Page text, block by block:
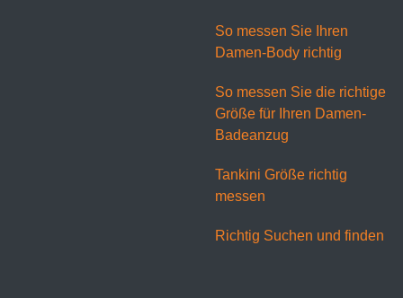
So messen Sie Ihren
Damen-Body richtig
So messen Sie die richtige
Größe für Ihren Damen-
Badeanzug
Tankini Größe richtig
messen
Richtig Suchen und finden